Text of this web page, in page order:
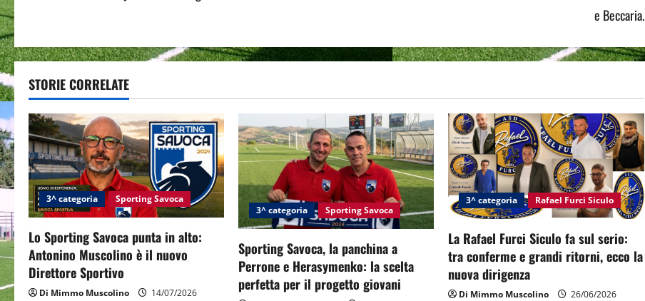
t
n
a
v
i
g
a
t
e Beccaria.
STORIE CORRELATE
3^ categoria Sporting Savoca
Lo Sporting Savoca punta in alto:
Antonino Muscolino è il nuovo
Direttore Sportivo
Di Mimmo Muscolino 14/07/2026
3^ categoria Sporting Savoca
Sporting Savoca, la panchina a
Perrone e Herasymenko: la scelta
perfetta per il progetto giovani
3^ categoria Rafael Furci Siculo
La Rafael Furci Siculo fa sul serio:
tra conferme e grandi ritorni, ecco la
nuova dirigenza
Di Mimmo Muscolino 26/06/2026